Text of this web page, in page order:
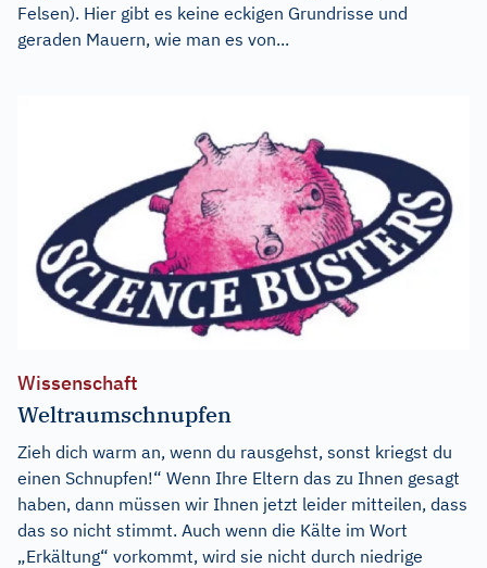
Felsen). Hier gibt es keine eckigen Grundrisse und
geraden Mauern, wie man es von...
Wissenschaft
Weltraumschnupfen
Zieh dich warm an, wenn du rausgehst, sonst kriegst du
einen Schnupfen!“ Wenn Ihre Eltern das zu Ihnen gesagt
haben, dann müssen wir Ihnen jetzt leider mitteilen, dass
das so nicht stimmt. Auch wenn die Kälte im Wort
„Erkältung“ vorkommt, wird sie nicht durch niedrige